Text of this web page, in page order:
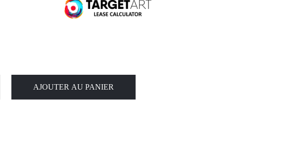
AJOUTER AU PANIER